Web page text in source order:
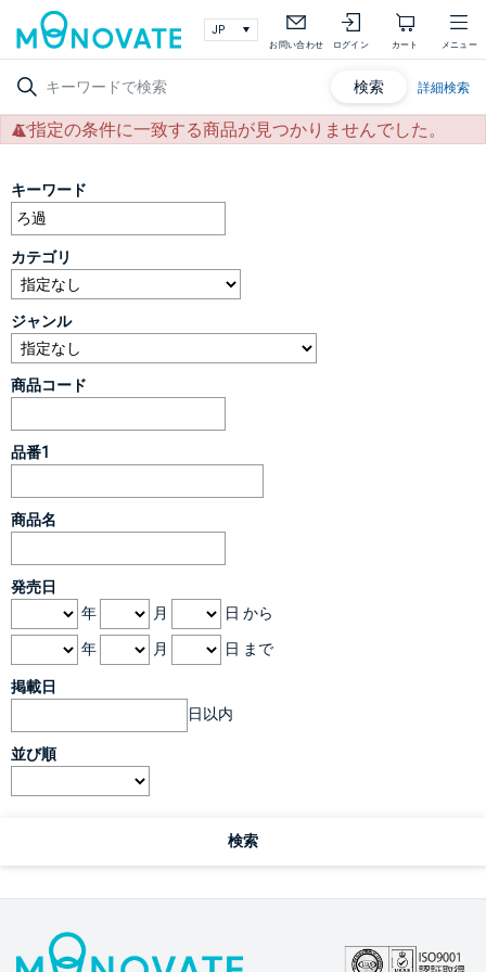
お問い合わせ ログイン カート メニュー
検索 詳細検索
ご指定の条件に一致する商品が見つかりませんでした。
キーワード
カテゴリ
ジャンル
商品コード
品番1
商品名
発売日
年
月 日 から
年 月 日 まで
掲載日
日以内
並び順